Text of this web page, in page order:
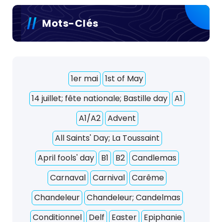
n
d
e
s
p
u
b
l
i
c
a
Mots-Clés
1er mai
1st of May
14 juillet; fête nationale; Bastille day
A1
A1/A2
Advent
All Saints' Day; La Toussaint
April fools' day
B1 B2
Candlemas
Carnaval
Carnival
Carême
Chandeleur
Chandeleur; Candelmas
Conditionnel
Delf Easter
Epiphanie